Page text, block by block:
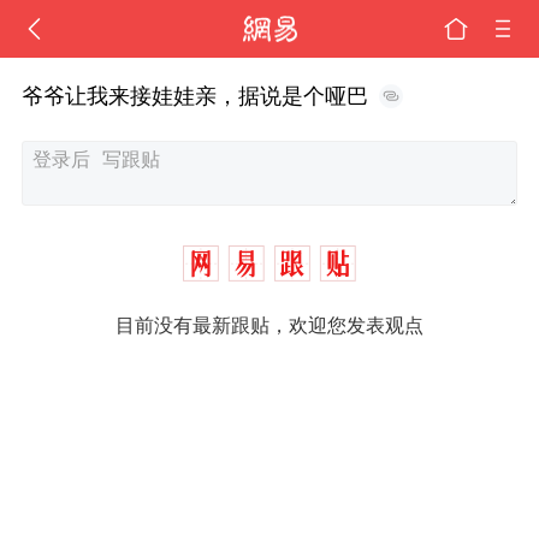
爷爷让我来接娃娃亲，据说是个哑巴
目前没有最新跟贴，欢迎您发表观点